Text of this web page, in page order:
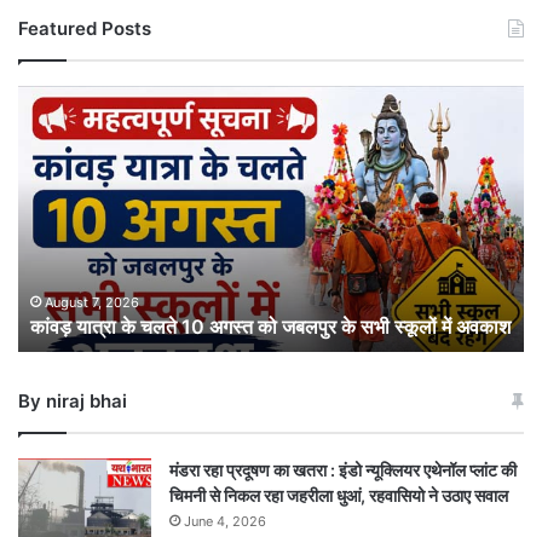
Featured Posts
कांवड़
यात्रा
चलते
10
सभी
स्कूलों
अवकाश
August 7, 2026
कांवड़ यात्रा के चलते 10 अगस्त को जबलपुर के सभी स्कूलों में अवकाश
By niraj bhai
मंडरा रहा प्रदूषण का खतरा : इंडो न्यूक्लियर एथेनॉल प्लांट की
चिमनी से निकल रहा जहरीला धुआं, रहवासियो ने उठाए सवाल
June 4, 2026